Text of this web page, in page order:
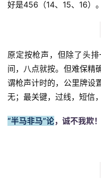
比
察
装
备
训